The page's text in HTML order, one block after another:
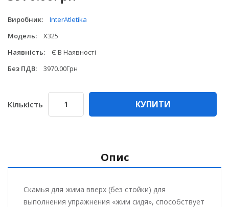
Виробник:
InterAtletika
Модель:
X325
Наявність:
Є В Наявності
Без ПДВ:
3970.00Грн
Кількість КУПИТИ
Опис
Скамья для жима вверх (без стойки) для
выполнения упражнения «жим сидя», способствует